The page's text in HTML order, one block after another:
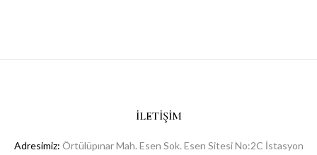
İLETIŞIM
Adresimiz: Örtülüpınar Mah. Esen Sok. Esen Sitesi No:2C İstasyon